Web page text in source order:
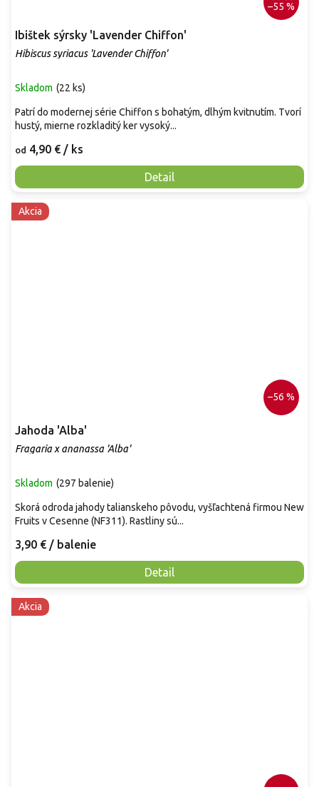
–55 %
Ibištek sýrsky 'Lavender Chiffon'
Hibiscus syriacus 'Lavender Chiffon'
Skladom (22 ks)
od 4,90 € / ks
Detail
Patrí do modernej série Chiffon s bohatým, dlhým kvitnutím. Tvorí
hustý, mierne rozkladitý ker vysoký...
Akcia
–56 %
Jahoda 'Alba'
Fragaria x ananassa 'Alba'
Skladom (297 balenie)
3,90 € / balenie
Detail
Skorá odroda jahody talianskeho pôvodu, vyšľachtená firmou New
Fruits v Cesenne (NF311). Rastliny sú...
Akcia